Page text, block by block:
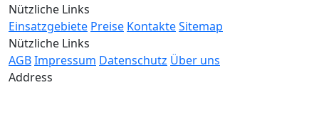
Nützliche Links
Einsatzgebiete Preise KontakteSitemap
Nützliche Links
AGBImpressum Datenschutz Über uns
Address